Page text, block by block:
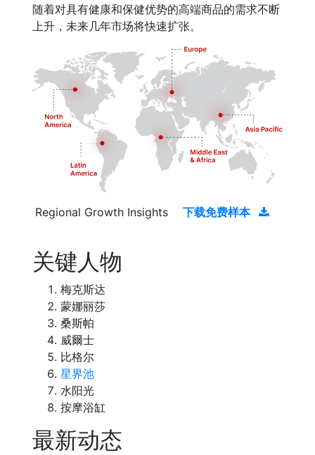
随着对具有健康和保健优势的高端商品的需求不断
上升，未来几年市场将快速扩张。
Regional Growth Insights 下载免费样本
关键人物
梅克斯达
蒙娜丽莎
桑斯帕
威爾士
比格尔
星界池
水阳光
按摩浴缸
最新动态